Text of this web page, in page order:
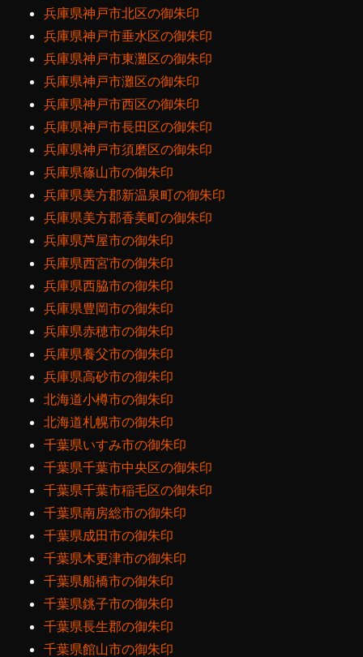
兵庫県神戸市北区の御朱印
兵庫県神戸市垂水区の御朱印
兵庫県神戸市東灘区の御朱印
兵庫県神戸市灘区の御朱印
兵庫県神戸市西区の御朱印
兵庫県神戸市長田区の御朱印
兵庫県神戸市須磨区の御朱印
兵庫県篠山市の御朱印
兵庫県美方郡新温泉町の御朱印
兵庫県美方郡香美町の御朱印
兵庫県芦屋市の御朱印
兵庫県西宮市の御朱印
兵庫県西脇市の御朱印
兵庫県豊岡市の御朱印
兵庫県赤穂市の御朱印
兵庫県養父市の御朱印
兵庫県高砂市の御朱印
北海道小樽市の御朱印
北海道札幌市の御朱印
千葉県いすみ市の御朱印
千葉県千葉市中央区の御朱印
千葉県千葉市稲毛区の御朱印
千葉県南房総市の御朱印
千葉県成田市の御朱印
千葉県木更津市の御朱印
千葉県船橋市の御朱印
千葉県銚子市の御朱印
千葉県長生郡の御朱印
千葉県館山市の御朱印